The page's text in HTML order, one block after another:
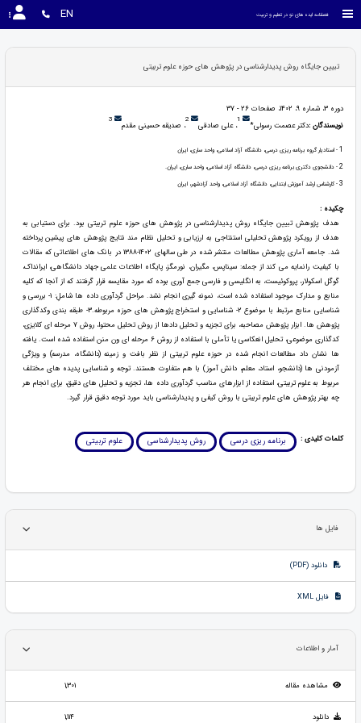
فصلنامه ایده های نو در تعلیم و تربیت EN
تبیین جایگاه روش پدیدارشناسی در پژوهش های حوزه علوم تربیتی
دوره 3، شماره 9، 1402، صفحات 26 - 37
نویسندگان :دکتر عصمت رسولی* 1، علی صادقی 2، صدیقه حسینی مقدم 3
1- استادیار گروه برنامه ریزی درسی، دانشگاه آزاد اسلامی، واحد ساری، ایران
2- دانشجوی دکتری برنامه ریزی درسی، دانشگاه آزاد اسلامی، واحد ساری، ایران.
3- کارشناس ارشد آموزش ابتدایی، دانشگاه آزاد اسلامی، واحد آزادشهر، ایران
چکیده :
هدف پژوهش تبیین جایگاه روش پدیدارشناسی در پژوهش های حوزه علوم تربیتی بود. برای دستیابی به
هدف از رویکرد پژوهش تحلیلی استنتاجی به ارزیابی و تحلیل نظام مند نتایج پژوهش های پیشین پرداخته
شد. جامعه آماری پژوهش مطالعات منتشر شده در طی سالهای 1402-1388 در بانک های اطلاعاتی که مقالات
با کیفیت رانمایه می کند از جمله: سیناپس، مگیران، نورمگز، پایگاه اطلاعات علمی جهاد دانشگاهی، ایرانداک،
گوگل اسکولار، پروکوئیست، به انگلیسی و فارسی جمع آوری بوده که مورد مقایسه قرار گرفتند که از آنجا که کلیه
منابع و مدارک موجود استفاده شده است، نمونه گیری انجام نشد. مراحل گردآوری داده ها شاملِ: 1- بررسی و
شناسایی منابع مرتبط با موضوع 2- شناسایی و استخراج پژوهش های حوزه مربوطه.3- طبقه بندی وکدگذاری
پژوهش ها. ابزار پژوهش مصاحبه، برای تجزیه و تحلیل دادها از روش تحلیل محتوا، روش 7 مرحله ای کلایزی،
کدگذاری موضوعی، تحلیل انعکاسی یا تأملی با استفاده از روش 6 مرحله ای ون منن استفاده شده است. یافته
ها نشان داد مطالعات انجام شده در حوزه علوم تربیتی از نظر بافت و زمینه (دانشگاه، مدرسه) و ویژگی
آزمودنی ها (دانشجو، استاد، معلم، دانش آموز) با هم متفاوت هستند. توجه و شناسایی پدیده های مختلف
مربوط به علوم تربیتی، استفاده از ابزارهای مناسب گردآوری داده ها، تجزیه و تحلیل های دقیق، برای انجام هر
چه بهتر پژوهش های علوم تربیتی با روش کیفی و پدیدارشناسی باید مورد توجه دقیق قرار گیرد.
کلمات کلیدی : برنامه ریزی درسی روش پدیدارشناسی علوم تربیتی
فایل ها
دانلود (PDF)
فایل XML
آمار و اطلاعات
مشاهده مقاله 1,301
دانلود 1,114